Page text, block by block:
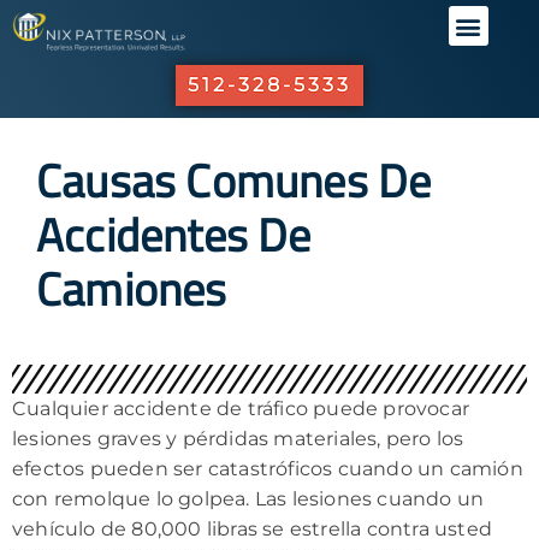
512-328-5333
Causas Comunes De
Accidentes De
Camiones
Cualquier accidente de tráfico puede provocar
lesiones graves y pérdidas materiales, pero los
efectos pueden ser catastróficos cuando un camión
con remolque lo golpea. Las lesiones cuando un
vehículo de 80,000 libras se estrella contra usted